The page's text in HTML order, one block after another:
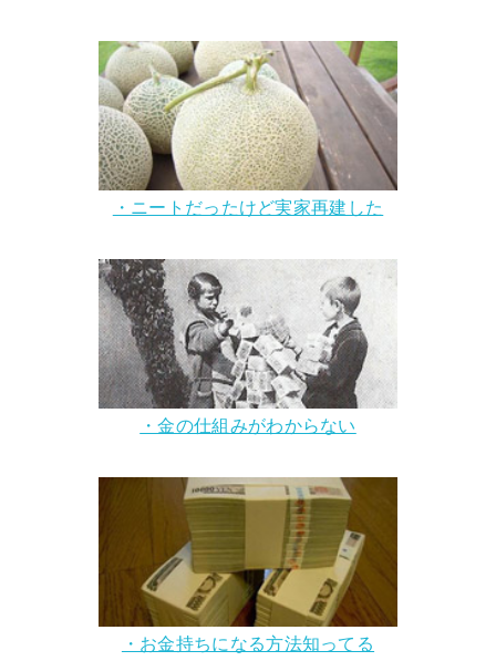
・ニートだったけど実家再建した
・金の仕組みがわからない
・お金持ちになる方法知ってる